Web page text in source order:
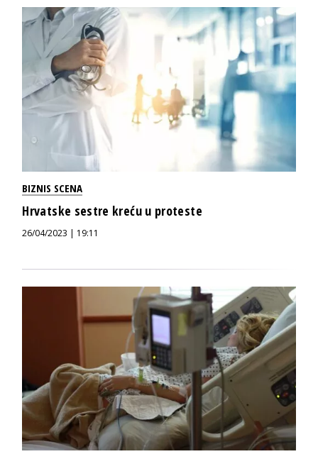
BIZNIS SCENA
Hrvatske sestre kreću u proteste
26/04/2023 | 19:11